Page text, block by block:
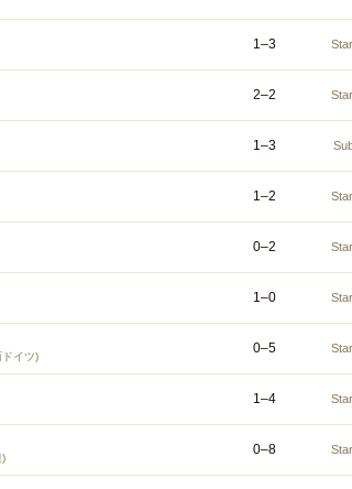
1–3
2–2
1–3
1–2
0–2
1–0
ドイツ)
0–5
1–4
)
0–8